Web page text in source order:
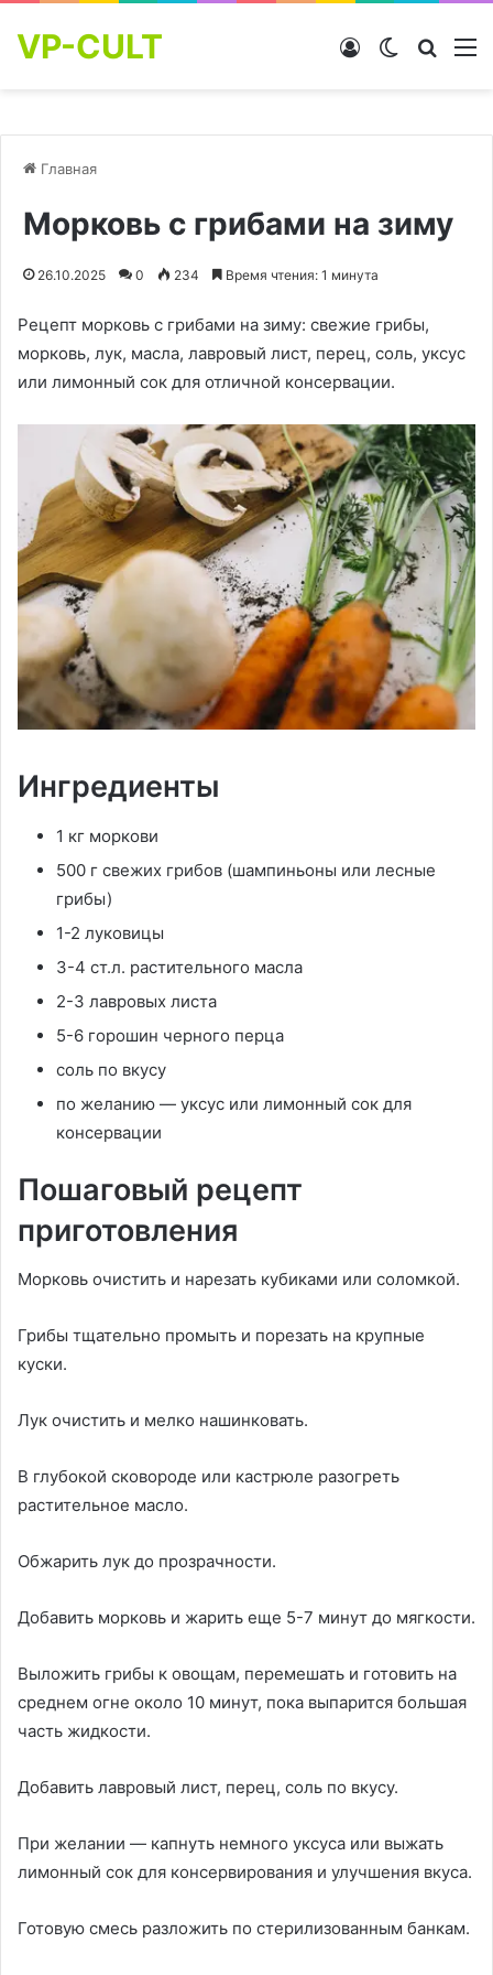
VP-CULT Switch skin
Войти
Главная
Морковь с грибами на зиму
26.10.2025 0 234 Время чтения: 1 минута
Рецепт морковь с грибами на зиму: свежие грибы,
морковь, лук, масла, лавровый лист, перец, соль, уксус
или лимонный сок для отличной консервации.
Ингредиенты
1 кг моркови
500 г свежих грибов (шампиньоны или лесные
грибы)
1-2 луковицы
3-4 ст.л. растительного масла
2-3 лавровых листа
5-6 горошин черного перца
соль по вкусу
по желанию — уксус или лимонный сок для
консервации
Пошаговый рецепт
приготовления
Морковь очистить и нарезать кубиками или соломкой.
Грибы тщательно промыть и порезать на крупные
куски.
Лук очистить и мелко нашинковать.
В глубокой сковороде или кастрюле разогреть
растительное масло.
Обжарить лук до прозрачности.
Добавить морковь и жарить еще 5-7 минут до мягкости.
Выложить грибы к овощам, перемешать и готовить на
среднем огне около 10 минут, пока выпарится большая
часть жидкости.
Добавить лавровый лист, перец, соль по вкусу.
При желании — капнуть немного уксуса или выжать
лимонный сок для консервирования и улучшения вкуса.
Готовую смесь разложить по стерилизованным банкам.